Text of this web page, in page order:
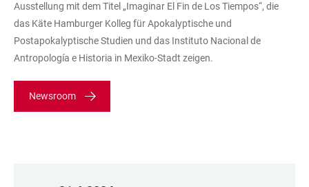
Ausstellung mit dem Titel „Imaginar El Fin de Los Tiempos“, die
das Käte Hamburger Kolleg für Apokalyptische und
Postapokalyptische Studien und das Instituto Nacional de
Antropología e Historia in Mexiko-Stadt zeigen.
Newsroom